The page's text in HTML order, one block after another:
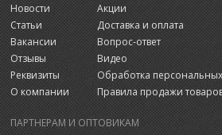
Новости
Статьи
Вакансии
Отзывы
Реквизиты
О компании
Акции
Доставка и оплата
Вопрос-ответ
Видео
Обработка
Правила продажи
ПАРТНЕРАМ И ОПТОВИКАМ